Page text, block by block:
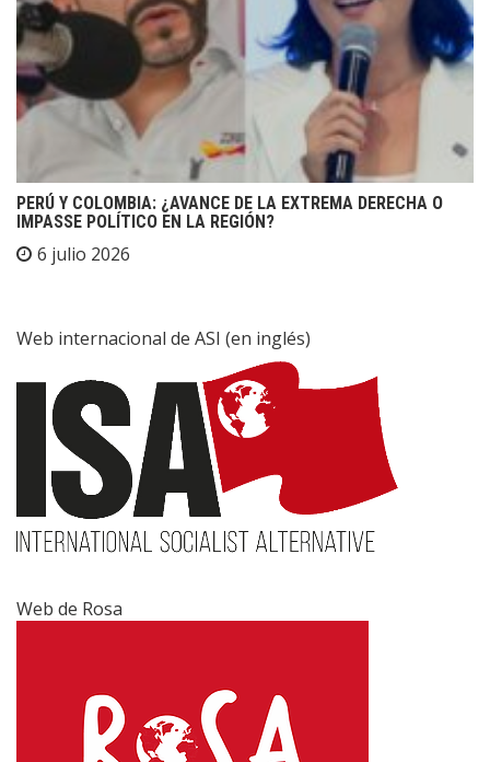
PERÚ Y COLOMBIA: ¿AVANCE DE LA EXTREMA DERECHA O
IMPASSE POLÍTICO EN LA REGIÓN?
6 julio 2026
Web internacional de ASI (en inglés)
Web de Rosa